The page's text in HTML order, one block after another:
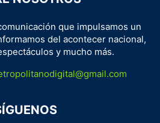
que impulsamos un
del acontecer nacional,
y mucho más.